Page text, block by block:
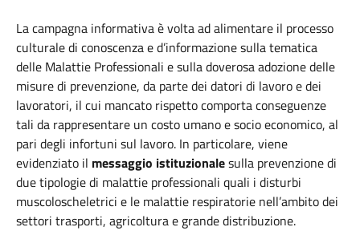
La campagna informativa è volta ad alimentare il processo
culturale di conoscenza e d’informazione sulla tematica
delle Malattie Professionali e sulla doverosa adozione delle
misure di prevenzione, da parte dei datori di lavoro e dei
lavoratori, il cui mancato rispetto comporta conseguenze
tali da rappresentare un costo umano e socio economico, al
pari degli infortuni sul lavoro. In particolare, viene
evidenziato il messaggio istituzionalesulla prevenzione di
due tipologie di malattie professionali quali i disturbi
muscoloscheletrici e le malattie respiratorie nell’ambito dei
settori trasporti, agricoltura e grande distribuzione.